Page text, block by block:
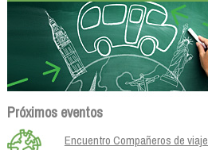
Próximos eventos
Encuentro Compañeros de